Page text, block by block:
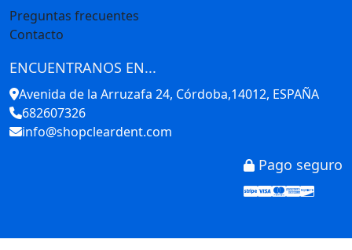
Preguntas frecuentes
Contacto
ENCUENTRANOS EN...
Avenida de la Arruzafa 24, Córdoba,14012, ESPAÑA
682607326
info@shopcleardent.com
Pago seguro
Stripe
Visa